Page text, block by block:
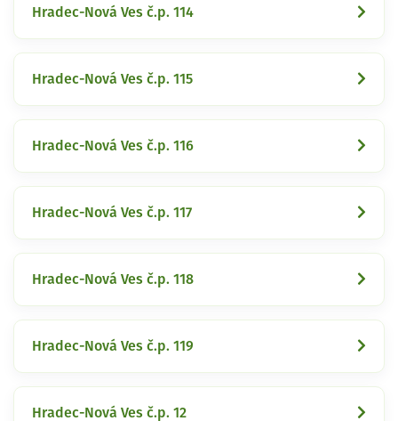
Hradec-Nová Ves č.p. 114
Hradec-Nová Ves č.p. 115
Hradec-Nová Ves č.p. 116
Hradec-Nová Ves č.p. 117
Hradec-Nová Ves č.p. 118
Hradec-Nová Ves č.p. 119
Hradec-Nová Ves č.p. 12